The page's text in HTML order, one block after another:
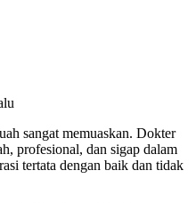
sangat memuaskan. Dokter
profesional, dan sigap dalam
tertata dengan baik dan tidak